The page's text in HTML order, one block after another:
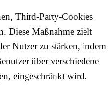
Third-Party-Cookies
Diese Maßnahme zielt
Nutzer zu stärken, indem
über verschiedene
eingeschränkt wird.